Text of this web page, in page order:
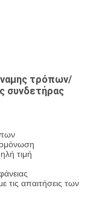
τρόπων/
συνδετήρας
τιμή
τις απαιτήσεις των